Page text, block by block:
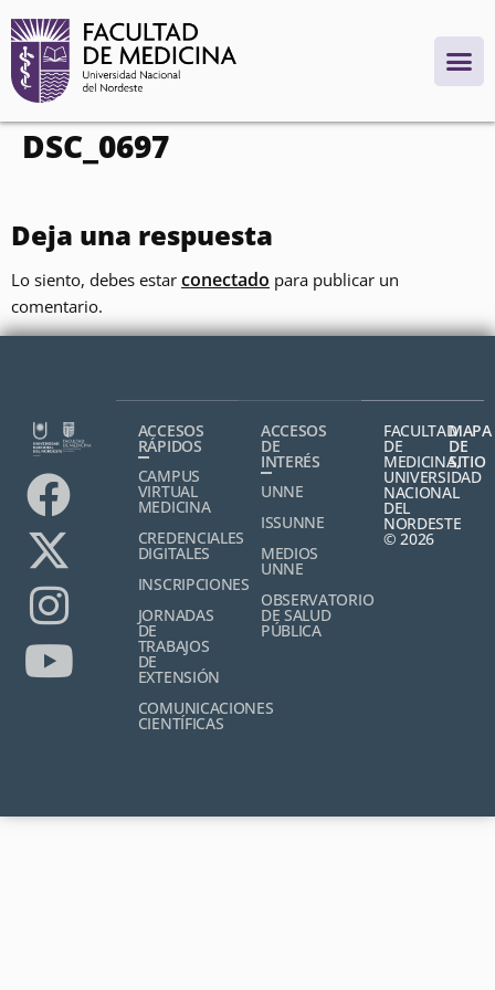
contenido
DSC_0697
Deja una respuesta
Lo siento, debes estar conectado para publicar un
comentario.
ACCESOS
RÁPIDOS
CAMPUS
VIRTUAL
MEDICINA
CREDENCIALES
DIGITALES
INSCRIPCIONES
JORNADAS
DE
TRABAJOS
DE
EXTENSIÓN
COMUNICACIONES
CIENTÍFICAS
ACCESOS
DE
INTERÉS
UNNE
ISSUNNE
MEDIOS
UNNE
OBSERVATORIO
DE SALUD
PÚBLICA
FACULTAD
DE
MEDICINA,
UNIVERSIDAD
NACIONAL
DEL
NORDESTE
© 2026
MAPA
DE
SITIO